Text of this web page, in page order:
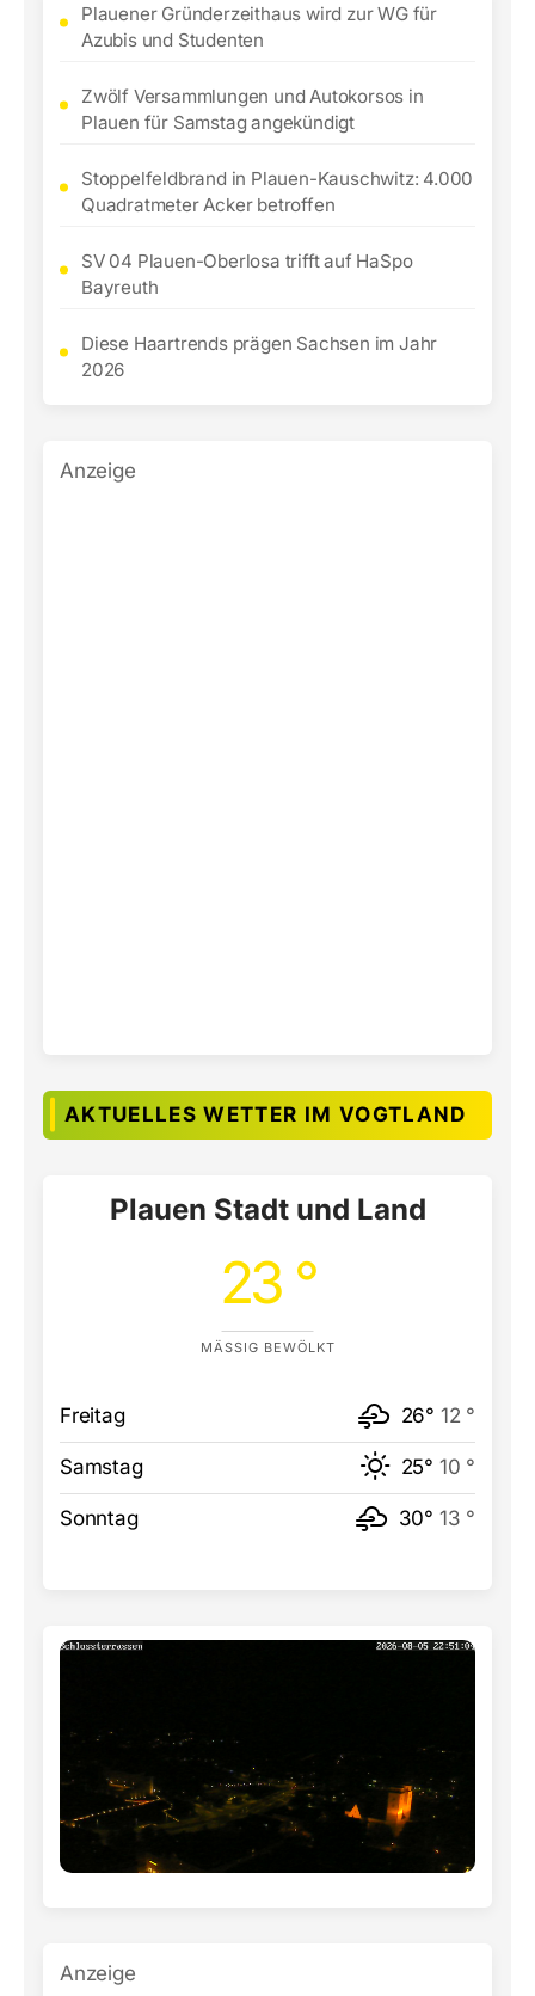
Plauener Gründerzeithaus wird zur WG für
Azubis und Studenten
Zwölf Versammlungen und Autokorsos in
Plauen für Samstag angekündigt
Stoppelfeldbrand in Plauen-Kauschwitz: 4.000
Quadratmeter Acker betroffen
SV 04 Plauen-Oberlosa trifft auf HaSpo
Bayreuth
Diese Haartrends prägen Sachsen im Jahr
2026
Anzeige
AKTUELLES WETTER IM VOGTLAND
Plauen Stadt und Land
23 °
MÄSSIG BEWÖLKT
Freitag 26° 12 °
Samstag 25° 10 °
Sonntag 30° 13 °
Anzeige